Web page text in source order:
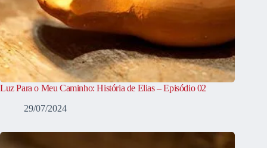
Luz Para o Meu Caminho: História de Elias – Episódio 02
29/07/2024